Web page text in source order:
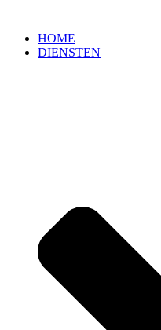
HOME
DIENSTEN